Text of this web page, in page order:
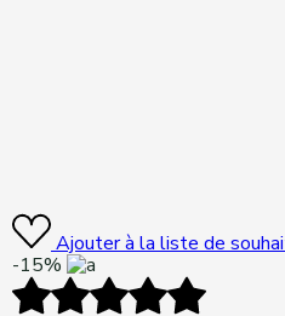
Ajouter à la liste de
-15%